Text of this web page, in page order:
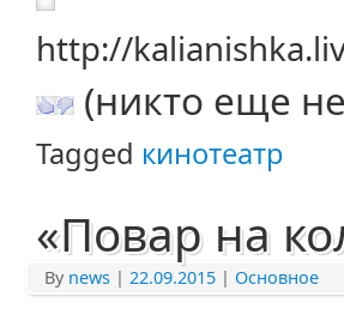
http://
(никто еще
Tagged кинотеатр
«Повар на
By news | 22.09.2015 | Основное